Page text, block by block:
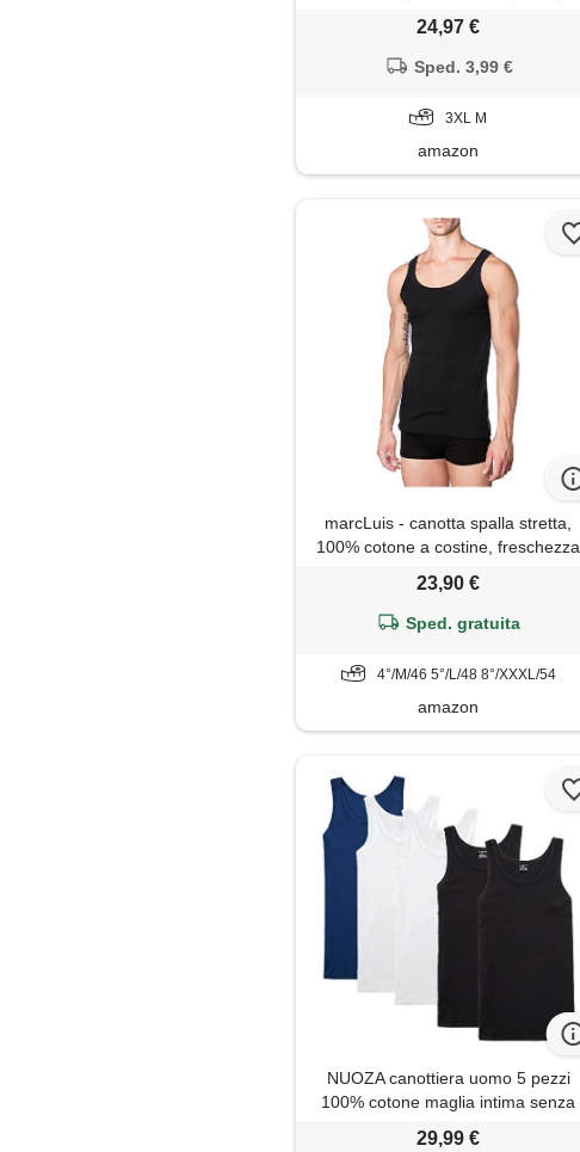
24,97 €
Sped. 3,99 €
3XL M
amazon
marcLuis - canotta spalla stretta,
100% cotone a costine, freschezza
cuciture laterali, prodotto italiano,
confezione da 3 pezzi, (nero, m)
23,90 €
Sped. gratuita
4°/M/46 5°/L/48 8°/XXXL/54
amazon
NUOZA canottiera uomo 5 pezzi
100% cotone maglia intima senza
maniche
29,99 €